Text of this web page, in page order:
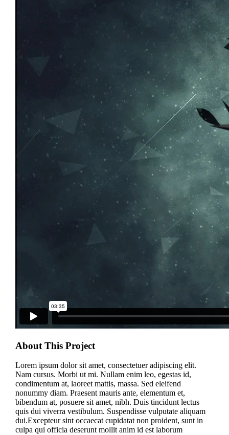
About This Project
Lorem ipsum dolor sit amet, consectetuer adipiscing elit.
Nam cursus. Morbi ut mi. Nullam enim leo, egestas id,
condimentum at, laoreet mattis, massa. Sed eleifend
nonummy diam. Praesent mauris ante, elementum et,
bibendum at, posuere sit amet, nibh. Duis tincidunt lectus
quis dui viverra vestibulum. Suspendisse vulputate aliquam
dui.Excepteur sint occaecat cupidatat non proident, sunt in
culpa qui officia deserunt mollit anim id est laborum